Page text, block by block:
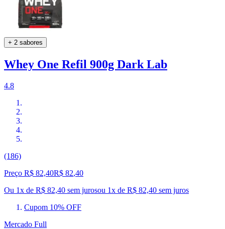
+ 2 sabores
Whey One Refil 900g Dark Lab
4.8
(186)
Preço R$ 82,40R$ 82,40
Ou 1x de R$ 82,40 sem jurosou 1x de R$ 82,40 sem juros
Cupom 10% OFF
Mercado Full